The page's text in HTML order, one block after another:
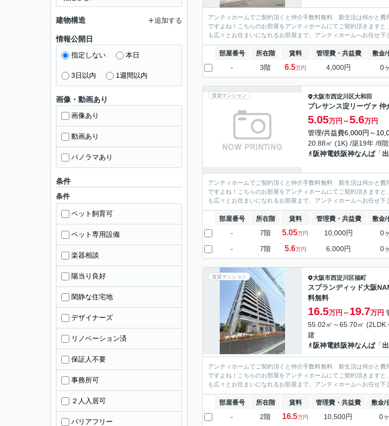
アンティホームでご契約頂くと仲介手数料無料 新生活は何かと
ですよね！こちらのお部屋をアンティホームにてご契約頂きます
も広々とお住まいになれるお部屋まで、アンティホームへお任せ下
部屋番号 所在階 賃料 管理費・共益費 敷金/
- 3階 6.5万円 4,000円 0
賃貸マンション 大阪市西淀川区大和田
プレサンス淀リーヴァ 仲
5.05万円～5.6万円
管理/共益費6,000円～
20.88㎡ (1K) /築19年 /8
阪神電鉄阪神なんば「
アンティホームでご契約頂くと仲介手数料無料 新生活は何かと
ですよね！こちらのお部屋をアンティホームにてご契約頂きます
も広々とお住まいになれるお部屋まで、アンティホームへお任せ下
部屋番号 所在階 賃料 管理費・共益費 敷金/
- 7階 5.05万円 10,000円 0
- 7階 5.6万円 6,000円 0
賃貸マンション 大阪市西淀川区福町
スプランディッド大阪
料無料
16.5万円～19.7万円
55.02㎡～65.70㎡ (2LDK
建
阪神電鉄阪神なんば「
アンティホームでご契約頂くと仲介手数料無料 新生活は何かと
ですよね！こちらのお部屋をアンティホームにてご契約頂きます
も広々とお住まいになれるお部屋まで、アンティホームへお任せ下
部屋番号 所在階 賃料 管理費・共益費 敷金/
- 2階 16.5万円 10,500円 0
建物構造 追加する
情報公開日
指定しない 本日
3日以内 1週間以内
画像・動画あり
画像あり
動画あり
パノラマあり
条件
条件
ペット飼育可
ペット専用設備
楽器相談
陽当り良好
閑静な住宅地
デザイナーズ
リノベーション済
保証人不要
事務所可
２人入居可
バリアフリー